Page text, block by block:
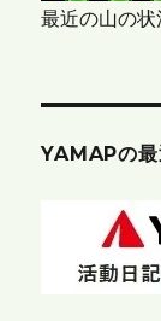
最近の山の状
YAMAPの